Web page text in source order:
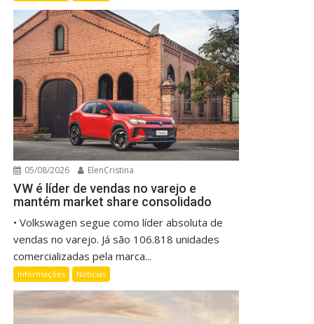
05/08/2026 ElenCristina
VW é líder de vendas no varejo e
mantém market share consolidado
• Volkswagen segue como líder absoluta de
vendas no varejo. Já são 106.818 unidades
comercializadas pela marca...
Informações Notícias